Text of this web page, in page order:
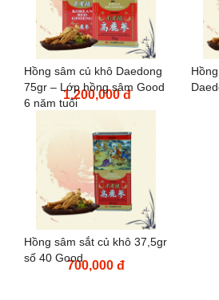
Hồng sâm củ khô Daedong
75gr – Lớp hồng sâm Good
6 năm tuổi
1.200,000 đ
Hồng sâm sắt củ khô 37,5gr
số 40 Good
700,000 đ